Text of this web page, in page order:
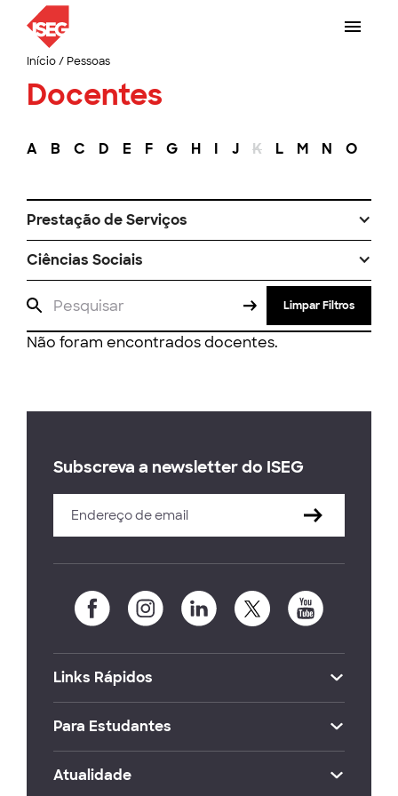
Início/ Pessoas
Docentes
A B C D E F G H I J K L M N O
Prestação de Serviços
Ciências Sociais
Limpar Filtros
Não foram encontrados docentes.
Subscreva a newsletter do ISEG
Links Rápidos
Para Estudantes
Atualidade